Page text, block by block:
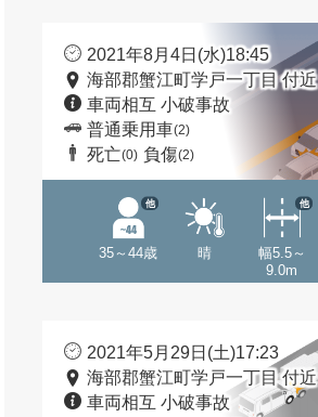
2021年8月4日(水)18:45
海部郡蟹江町学戸一丁目 付近
車両相互 小破事故
普通乗用車(2)
死亡(0) 負傷(2)
35～44歳
他
晴
幅5.5～
9.0m
他
2021年5月29日(土)17:23
海部郡蟹江町学戸一丁目 付近
車両相互 小破事故